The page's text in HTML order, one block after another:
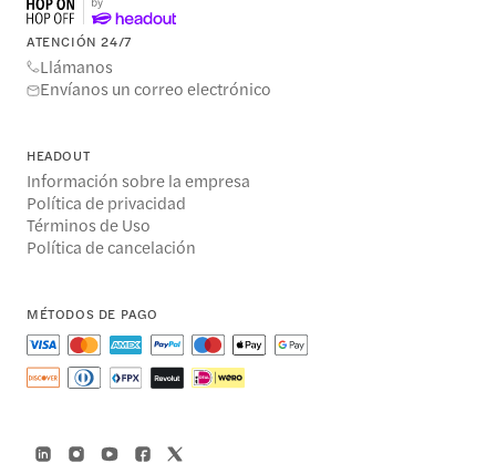
ATENCIÓN 24/7
Llámanos
Envíanos un correo electrónico
HEADOUT
Información sobre la empresa
Política de privacidad
Términos de Uso
Política de cancelación
MÉTODOS DE PAGO